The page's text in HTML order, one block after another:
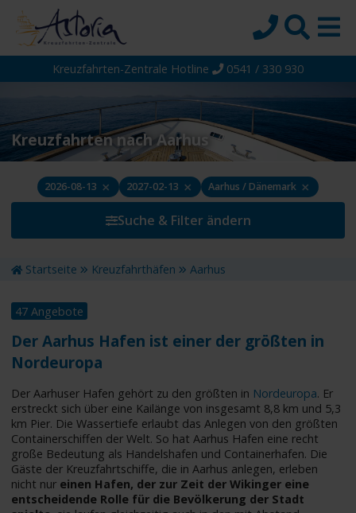
Startseite
Reiseziele
Themen
Reedereien
Suche
Kreuzfahrten-Zentrale Hotline 0541 / 330 930
Kreuzfahrten nach Aarhus
Suche & Filter ändern
2026-08-13 × 2027-02-13 × Aarhus / Dänemark ×
Startseite Kreuzfahrthäfen Aarhus
47 Angebote
Der Aarhus Hafen ist einer der größten in
Nordeuropa
Der Aarhuser Hafen gehört zu den größten in Nordeuropa. Er
erstreckt sich über eine Kailänge von insgesamt 8,8 km und 5,3
km Pier. Die Wassertiefe erlaubt das Anlegen von den größten
Containerschiffen der Welt. So hat Aarhus Hafen eine recht
große Bedeutung als Handelshafen und Containerhafen. Die
Gäste der Kreuzfahrtschiffe, die in Aarhus anlegen, erleben
nicht nur einen Hafen, der zur Zeit der Wikinger eine
entscheidende Rolle für die Bevölkerung der Stadt